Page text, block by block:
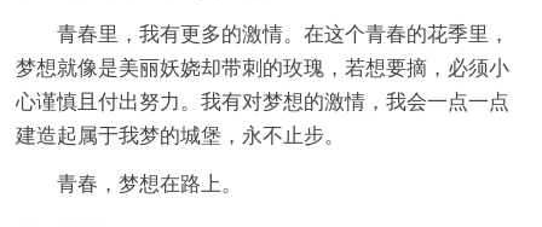
青春里，我有更多的激情。在这个青春的花季里，
梦想就像是美丽妖娆却带刺的玫瑰，若想要摘，必须小
心谨慎且付出努力。我有对梦想的激情，我会一点一点
建造起属于我梦的城堡，永不止步。
青春，梦想在路上。